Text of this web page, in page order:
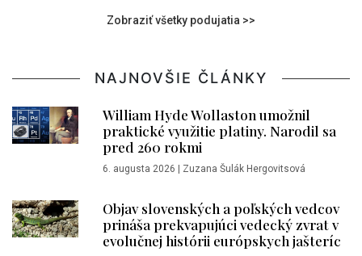
Zobraziť všetky podujatia >>
NAJNOVŠIE ČLÁNKY
William Hyde Wollaston umožnil
praktické využitie platiny. Narodil sa
pred 260 rokmi
6. augusta 2026 | Zuzana Šulák Hergovitsová
Objav slovenských a poľských vedcov
prináša prekvapujúci vedecký zvrat v
evolučnej histórii európskych jašteríc